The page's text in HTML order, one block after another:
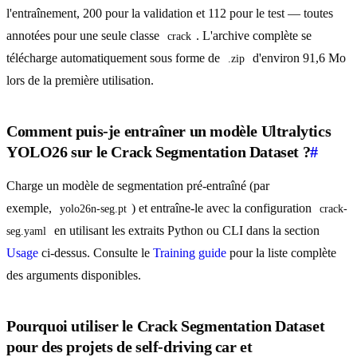
l'entraînement, 200 pour la validation et 112 pour le test — toutes
annotées pour une seule classe
crack . L'archive complète se
télécharge automatiquement sous forme de
.zip
d'environ 91,6 Mo
lors de la première utilisation.
Comment puis-je entraîner un modèle Ultralytics
YOLO26 sur le Crack Segmentation Dataset ?#
Charge un modèle de segmentation pré-entraîné (par
exemple,
yolo26n-seg.pt ) et entraîne-le avec la configuration
crack-
seg.yaml
en utilisant les extraits Python ou CLI dans la section
Usage ci-dessus. Consulte le Training guide pour la liste complète
des arguments disponibles.
Pourquoi utiliser le Crack Segmentation Dataset
pour des projets de self-driving car et